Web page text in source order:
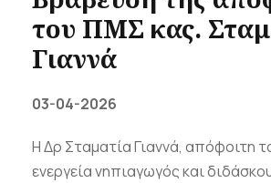
του ΠΜΣ κας.
Γιαννά
03-04-2026
Η Δρ Σταματία Γιαννά, απόφοιτη
ενεργεία νηπιαγωγός και